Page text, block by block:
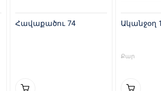
Հավաքածու 74 Ականջօղ
Քար